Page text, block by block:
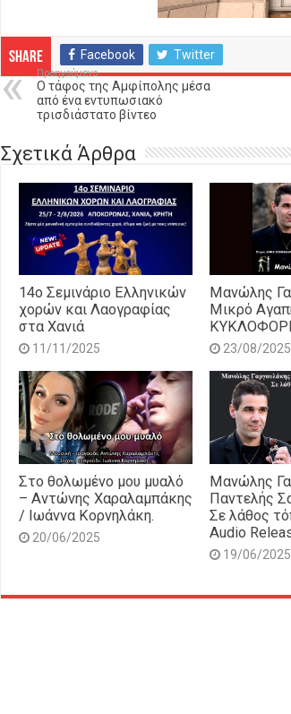
Share Facebook Twitter
Προηγούμενο
Ο τάφος της Αμφίπολης μέσα
από ένα εντυπωσιακό
τρισδιάστατο βίντεο
Σχετικά Άρθρα
14o Σεμινάριο Ελληνικών
χορών και Λαογραφίας
στα Χανιά
11/11/2025
Μανώλης
Μικρό
23/08/2025
Στο θολωμένο μου μυαλό
– Αντώνης Χαραλαμπάκης
/ Ιωάννα Κορνηλάκη.
20/06/2025
Μανώλης
Παντελής
Σε λάθος
Audio
19/06/2025